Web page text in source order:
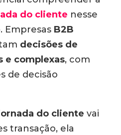
do cliente nesse
Empresas B2B
decisões de
e complexas, com
de decisão
do cliente vai
transação, ela